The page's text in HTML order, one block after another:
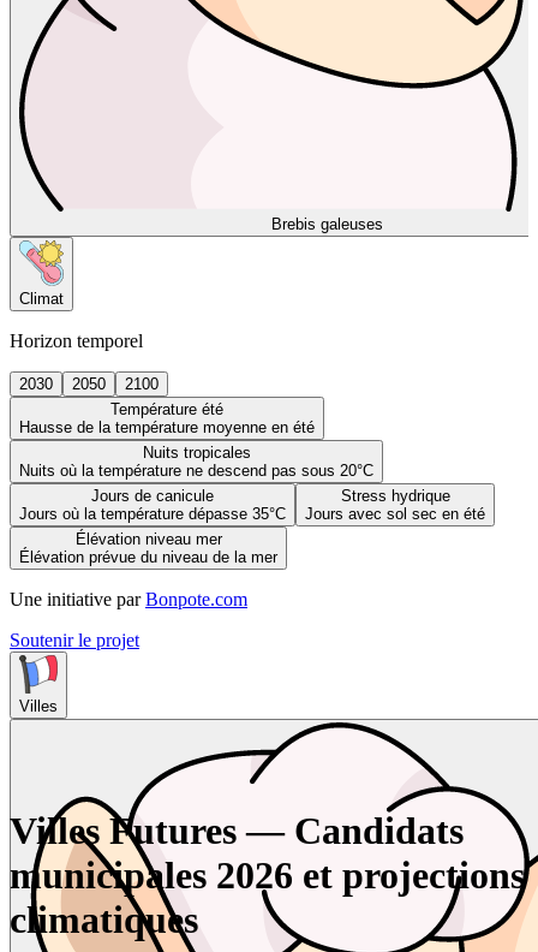
Brebis galeuses
Climat
Horizon temporel
2030 2050
2100
Température été
Hausse de la température moyenne en été
Nuits tropicales
Nuits où la température ne descend pas sous 20°C
Jours de canicule
Jours où la température dépasse 35°C
Stress hydrique
Jours avec sol sec en été
Élévation niveau mer
Élévation prévue du niveau de la mer
Une initiative par Bonpote.com
Soutenir le projet
Villes
Villes Futures — Candidats
municipales 2026 et projections
climatiques